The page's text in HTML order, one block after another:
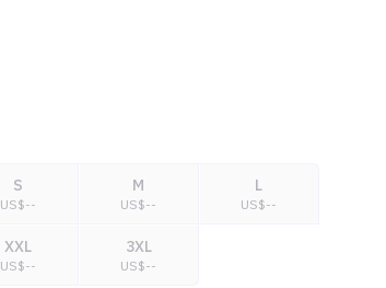
S
US$--
M
US$--
L
US$--
XXL
US$--
3XL
US$--